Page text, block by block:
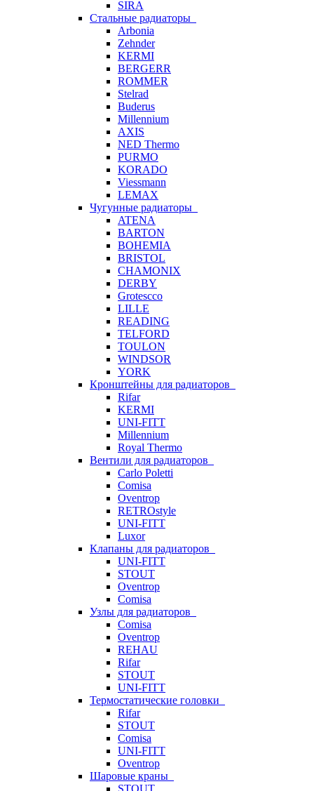
SIRA
Стальные радиаторы
Arbonia
Zehnder
KERMI
BERGERR
ROMMER
Stelrad
Buderus
Millennium
AXIS
NED Thermo
PURMO
KORADO
Viessmann
LEMAX
Чугунные радиаторы
ATENA
BARTON
BOHEMIA
BRISTOL
CHAMONIX
DERBY
Grotescco
LILLE
READING
TELFORD
TOULON
WINDSOR
YORK
Кронштейны для радиаторов
Rifar
KERMI
UNI-FITT
Millennium
Royal Thermo
Вентили для радиаторов
Carlo Poletti
Comisa
Oventrop
RETROstyle
UNI-FITT
Luxor
Клапаны для радиаторов
UNI-FITT
STOUT
Oventrop
Comisa
Узлы для радиаторов
Comisa
Oventrop
REHAU
Rifar
STOUT
UNI-FITT
Термостатические головки
Rifar
STOUT
Comisa
UNI-FITT
Oventrop
Шаровые краны
STOUT